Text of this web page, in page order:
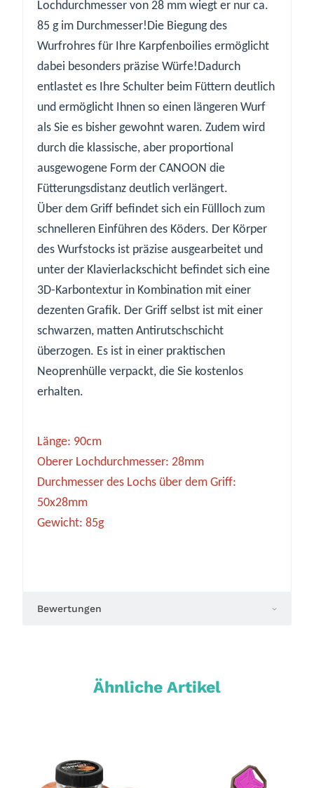
Lochdurchmesser von 28 mm wiegt er nur ca.
85 g im Durchmesser!Die Biegung des
Wurfrohres für Ihre Karpfenboilies ermöglicht
dabei besonders präzise Würfe!Dadurch
entlastet es Ihre Schulter beim Füttern deutlich
und ermöglicht Ihnen so einen längeren Wurf
als Sie es bisher gewohnt waren. Zudem wird
durch die klassische, aber proportional
ausgewogene Form der CANOON die
Fütterungsdistanz deutlich verlängert.
Über dem Griff befindet sich ein Füllloch zum
schnelleren Einführen des Köders. Der Körper
des Wurfstocks ist präzise ausgearbeitet und
unter der Klavierlackschicht befindet sich eine
3D-Karbontextur in Kombination mit einer
dezenten Grafik. Der Griff selbst ist mit einer
schwarzen, matten Antirutschschicht
überzogen. Es ist in einer praktischen
Neoprenhülle verpackt, die Sie kostenlos
erhalten.
Länge: 90cm
Oberer Lochdurchmesser: 28mm
Durchmesser des Lochs über dem Griff:
50x28mm
Gewicht: 85g
Bewertungen
Ähnliche Artikel